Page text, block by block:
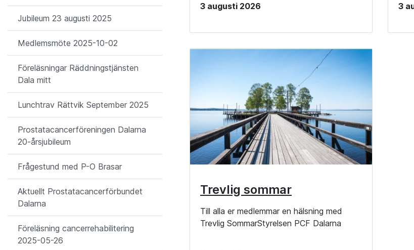
Jubileum 23 augusti 2025
Medlemsmöte 2025-10-02
Föreläsningar Räddningstjänsten
Dala mitt
Lunchtrav Rättvik September 2025
Prostatacancerföreningen Dalarna
20-årsjubileum
Frågestund med P-O Brasar
Aktuellt Prostatacancerförbundet
Dalarna
Föreläsning cancerrehabilitering
2025-05-26
3 augusti 2026 3
Trevlig sommar
Till alla er medlemmar en hälsning med
Trevlig SommarStyrelsen PCF Dalarna